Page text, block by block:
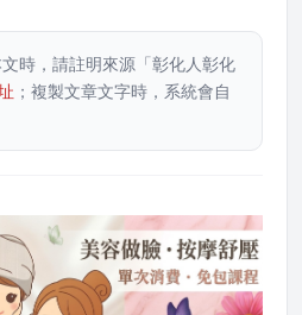
時，請註明來源「彰化人彰化
；複製文章文字時，系統會自